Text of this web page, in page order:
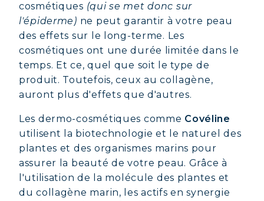
cosmétiques (qui se met donc sur
l'épiderme) ne peut garantir à votre peau
des effets sur le long-terme. Les
cosmétiques ont une durée limitée dans le
temps. Et ce, quel que soit le type de
produit. Toutefois, ceux au collagène,
auront plus d'effets que d'autres.
Les dermo-cosmétiques comme Covéline
utilisent la biotechnologie et le naturel des
plantes et des organismes marins pour
assurer la beauté de votre peau. Grâce à
l'utilisation de la molécule des plantes et
du collagène marin, les actifs en synergie